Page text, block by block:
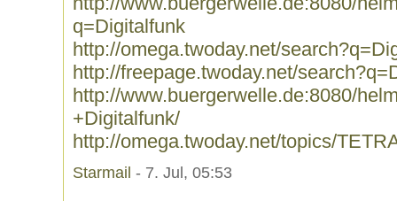
q=Digitalfunk
http://omega.twoday.net/
http://freepage.twoday.net/
http://www.buergerwelle.de:8080/
+Digitalfunk/
http://omega.twoday.net/topics/
Starmail - 7. Jul, 05:53